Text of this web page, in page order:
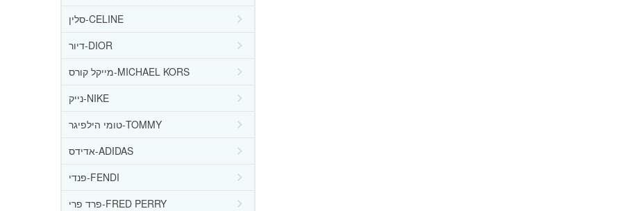
סלין-CELINE
דיור-DIOR
מייקל קורס-MICHAEL KORS
נייק-NIKE
טומי הילפיגר-TOMMY
אדידס-ADIDAS
פנדי-FENDI
פרד פרי-FRED PERRY